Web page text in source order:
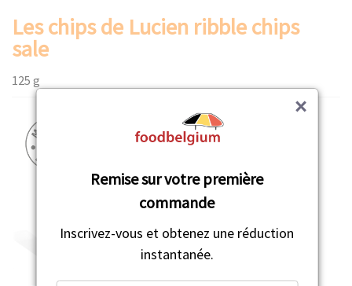
Les chips de Lucien ribble chips
sale
125 g
×
Remise sur votre première
commande
Inscrivez-vous et obtenez une réduction
instantanée.